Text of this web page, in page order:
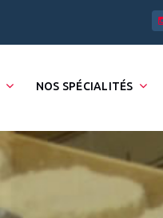
NOS SPÉCIALITÉS